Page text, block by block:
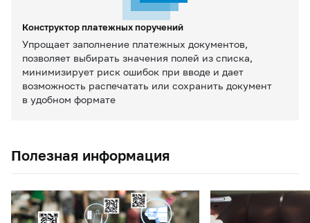
Конструктор платежных поручений
Упрощает заполнение платежных документов,
позволяет выбирать значения полей из списка,
минимизирует риск ошибок при вводе и дает
возможность распечатать или сохранить документ
в удобном формате
Полезная информация